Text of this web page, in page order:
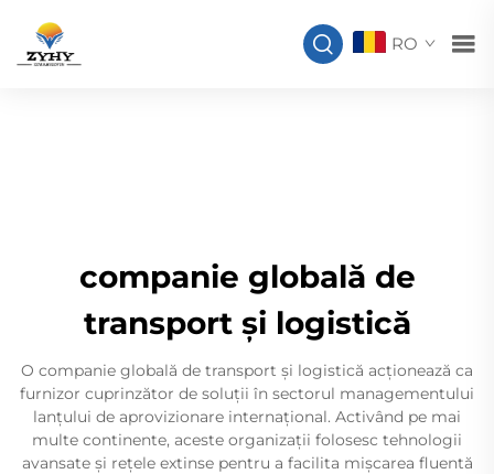
RO
companie globală de
transport și logistică
O companie globală de transport și logistică acționează ca
furnizor cuprinzător de soluții în sectorul managementului
lanțului de aprovizionare internațional. Activând pe mai
multe continente, aceste organizații folosesc tehnologii
avansate și rețele extinse pentru a facilita mișcarea fluentă